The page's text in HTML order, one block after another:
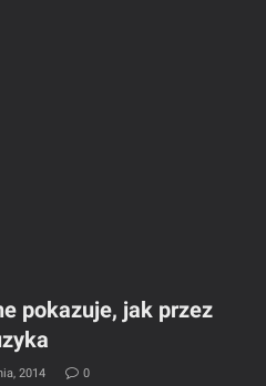
pokazuje, jak przez
2014 0